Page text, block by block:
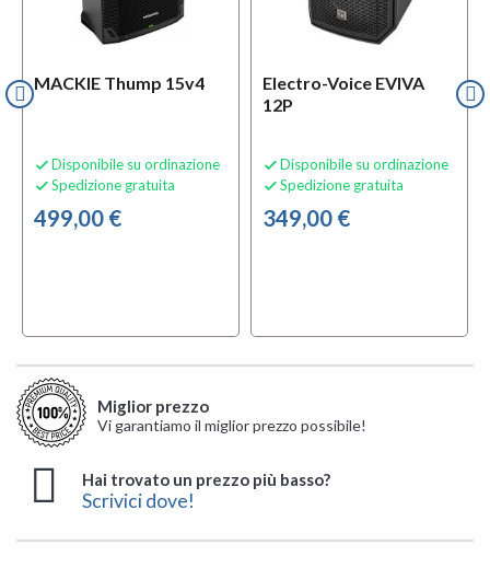
MACKIE Thump 15v4
 Disponibile su ordinazione
 Spedizione gratuita
499,00 €
Electro-Voice EVIVA
12P
 Disponibile su ordinazione
 Spedizione gratuita
349,00 €
Miglior prezzo
Vi garantiamo il miglior prezzo possibile!
Hai trovato un prezzo più basso?
Scrivici dove!